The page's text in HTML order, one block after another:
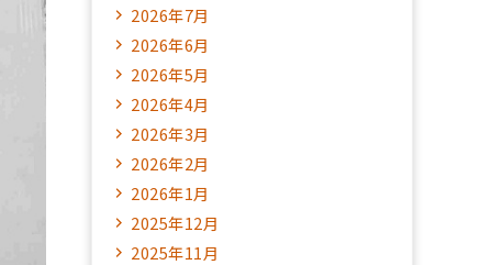
2026年7月
2026年6月
2026年5月
2026年4月
2026年3月
2026年2月
2026年1月
2025年12月
2025年11月